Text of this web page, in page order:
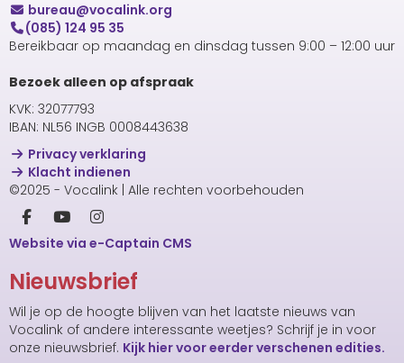
uaerub@vocalink.org
(085) 124 95 35
Bereikbaar op maandag en dinsdag tussen 9:00 – 12:00 uur
Bezoek alleen op afspraak
KVK: 32077793
IBAN: NL56 INGB 0008443638
Privacy verklaring
Klacht indienen
©2025 - Vocalink | Alle rechten voorbehouden
Website via e-Captain CMS
Nieuwsbrief
Wil je op de hoogte blijven van het laatste nieuws van
Vocalink of andere interessante weetjes? Schrijf je in voor
onze nieuwsbrief. Kijk hier voor eerder verschenen edities.